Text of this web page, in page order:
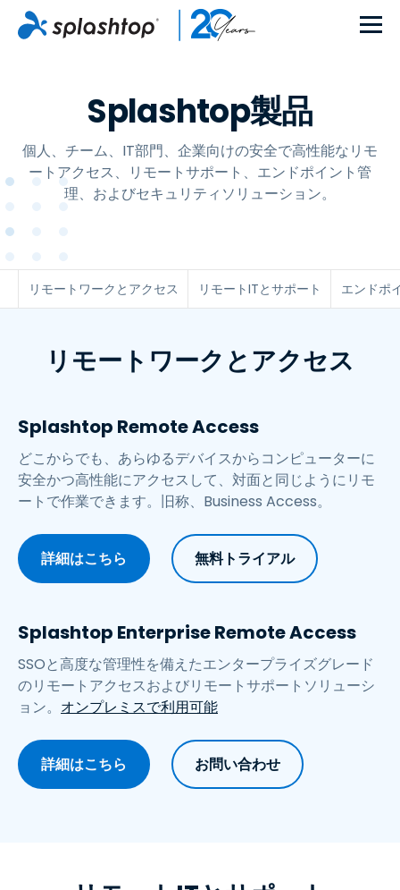
Splashtop製品
個人、チーム、IT部門、企業向けの安全で高性能なリモ
ートアクセス、リモートサポート、エンドポイント管
理、およびセキュリティソリューション。
リモートワークとアクセス リモートITとサポート エンドポ
リモートワークとアクセス
Splashtop Remote Access
どこからでも、あらゆるデバイスからコンピューターに
安全かつ高性能にアクセスして、対面と同じようにリモ
ートで作業できます。旧称、Business Access。
詳細はこちら 無料トライアル
Splashtop Enterprise Remote Access
SSOと高度な管理性を備えたエンタープライズグレード
のリモートアクセスおよびリモートサポートソリューシ
ョン。 オンプレミスで利用可能
詳細はこちら お問い合わせ